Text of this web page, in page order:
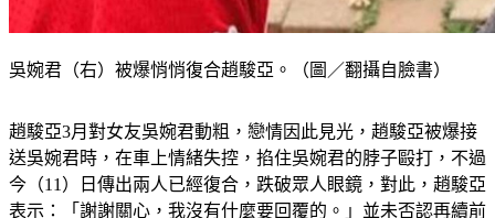
吳婉君（右）被爆悄悄復合趙駿亞。（圖／翻攝自臉書）
趙駿亞3月對女友吳婉君動粗，戀情因此見光，趙駿亞被爆接
送吳婉君時，在車上情緒失控，掐住吳婉君的脖子毆打，不過
今（11）日傳出兩人已經復合，跌破眾人眼鏡，對此，趙駿亞
表示：「謝謝關心，我沒有什麼要回覆的。」並未否認再續前